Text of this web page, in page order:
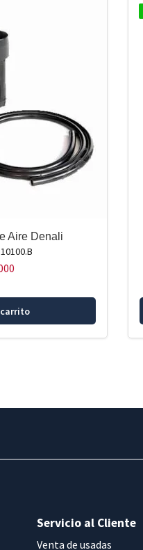
Aire Denali
Servicio al Cliente
Venta de usadas